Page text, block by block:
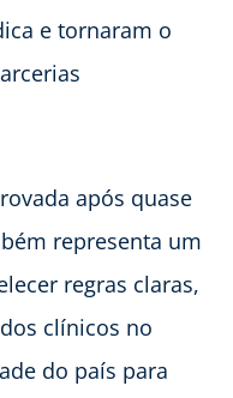
e tornaram o
após quase
representa um
regras claras,
clínicos no
do país para